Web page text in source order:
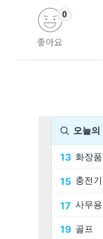
좋아요
0